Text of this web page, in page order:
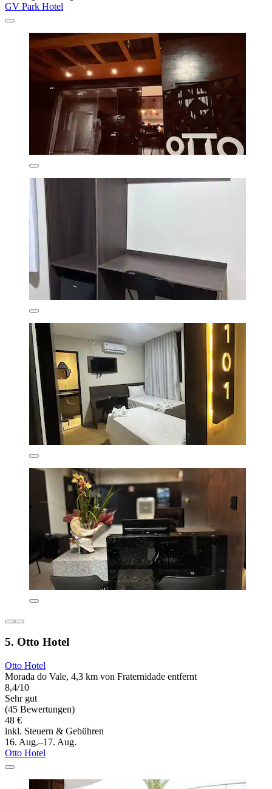
GV Park Hotel
5. Otto Hotel
Otto Hotel
Morada do Vale, 4,3 km von Fraternidade entfernt
8,4/10
Sehr gut
(45 Bewertungen)
48 €
inkl. Steuern & Gebühren
16. Aug.–17. Aug.
Otto Hotel